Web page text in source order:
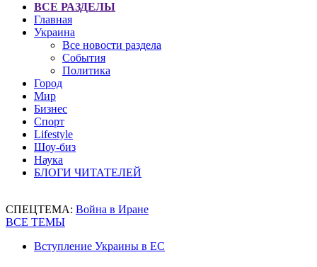
ВСЕ РАЗДЕЛЫ
Главная
Украина
Все новости раздела
События
Политика
Город
Мир
Бизнес
Спорт
Lifestyle
Шоу-биз
Наука
БЛОГИ ЧИТАТЕЛЕЙ
СПЕЦТЕМА: Война в Иране
ВСЕ ТЕМЫ
Вступление Украины в ЕС